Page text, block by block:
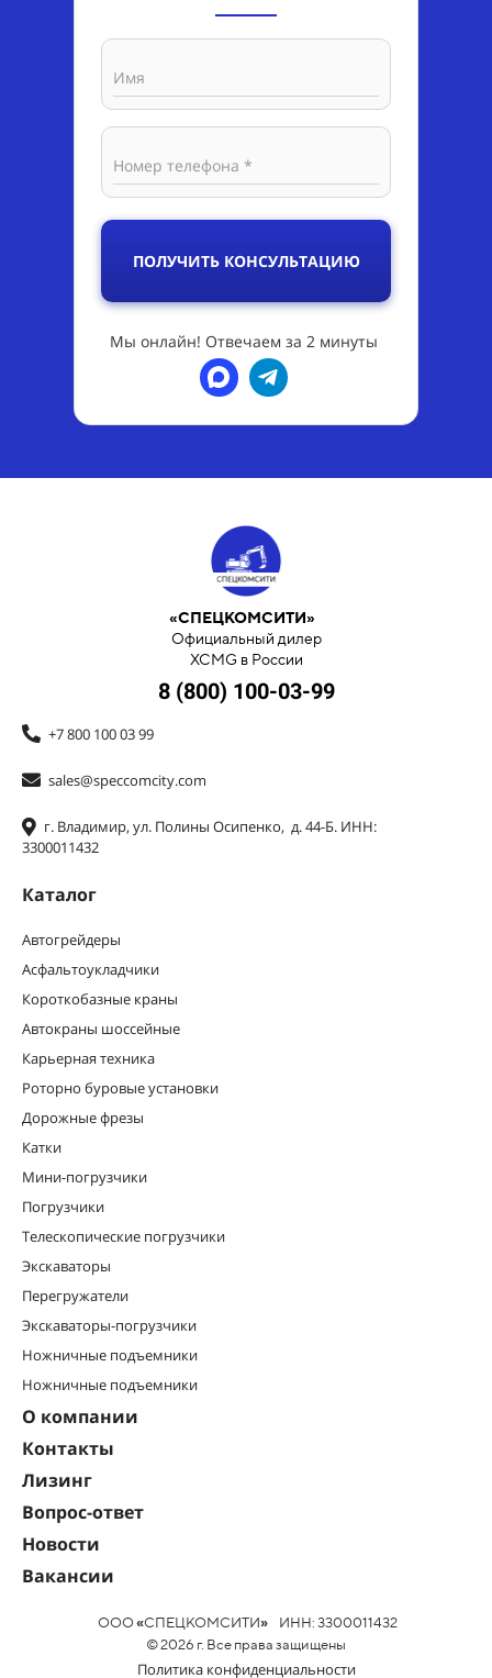
Имя
Номер телефона *
ПОЛУЧИТЬ КОНСУЛЬТАЦИЮ
Мы онлайн! Отвечаем за 2 минуты
«СПЕЦКОМСИТИ»
Официальный дилер
XCMG в России
8 (800) 100-03-99
+7 800 100 03 99
sales@speccomcity.com
г. Владимир, ул. Полины Осипенко, д. 44-Б. ИНН:
3300011432
Каталог
Автогрейдеры
Асфальтоукладчики
Короткобазные краны
Автокраны шоссейные
Карьерная техника
Роторно буровые установки
Дорожные фрезы
Катки
Мини-погрузчики
Погрузчики
Телескопические погрузчики
Экскаваторы
Перегружатели
Экскаваторы-погрузчики
Ножничные подъемники
Ножничные подъемники
О компании
Контакты
Лизинг
Вопрос-ответ
Новости
Вакансии
ООО«СПЕЦКОМСИТИ»
ИНН: 3300011432
© 2026 г. Все права защищены
Политика конфиденциальности